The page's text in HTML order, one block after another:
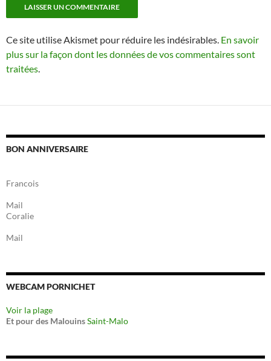
Ce site utilise Akismet pour réduire les indésirables. En savoir
plus sur la façon dont les données de vos commentaires sont
traitées.
BON ANNIVERSAIRE
Francois
Mail
Coralie
Mail
WEBCAM PORNICHET
Voir la plage
Et pour des MalouinsSaint-Malo